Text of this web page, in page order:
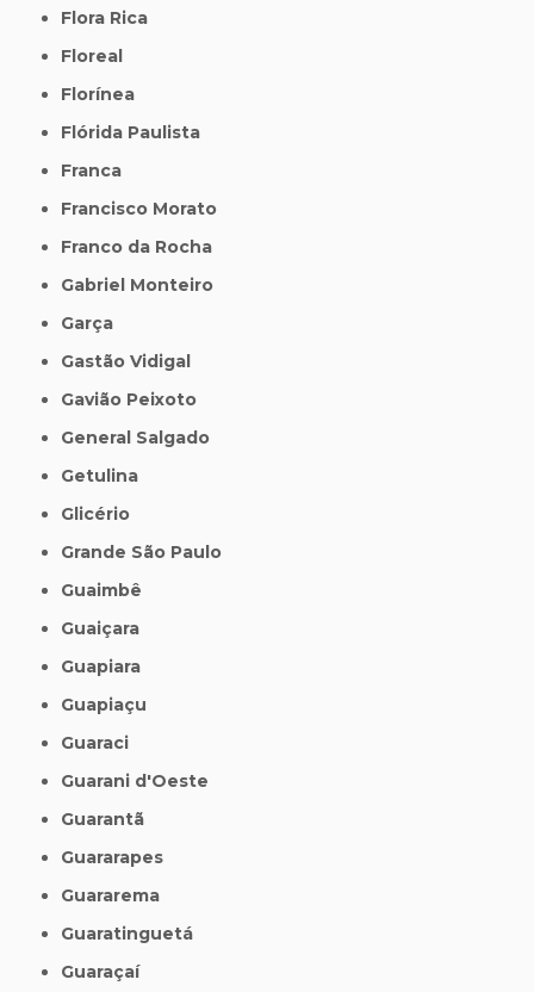
Flora Rica
Floreal
Florínea
Flórida Paulista
Franca
Francisco Morato
Franco da Rocha
Gabriel Monteiro
Garça
Gastão Vidigal
Gavião Peixoto
General Salgado
Getulina
Glicério
Grande São Paulo
Guaimbê
Guaiçara
Guapiara
Guapiaçu
Guaraci
Guarani d'Oeste
Guarantã
Guararapes
Guararema
Guaratinguetá
Guaraçaí